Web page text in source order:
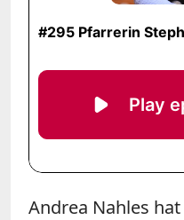
Andrea Nahles